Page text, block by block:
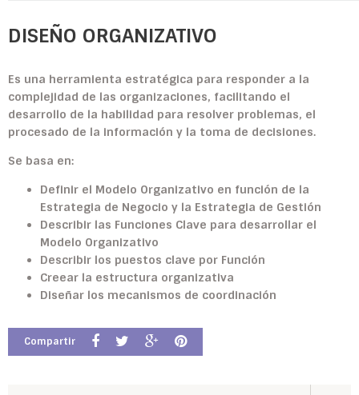
DISEÑO ORGANIZATIVO
Es una herramienta estratégica para responder a la
complejidad de las organizaciones, facilitando el
desarrollo de la habilidad para resolver problemas, el
procesado de la información y la toma de decisiones.
Se basa en:
Definir el Modelo Organizativo en función de la
Estrategia de Negocio y la Estrategia de Gestión
Describir las Funciones Clave para desarrollar el
Modelo Organizativo
Describir los puestos clave por Función
Creear la estructura organizativa
Diseñar los mecanismos de coordinación
Compartir